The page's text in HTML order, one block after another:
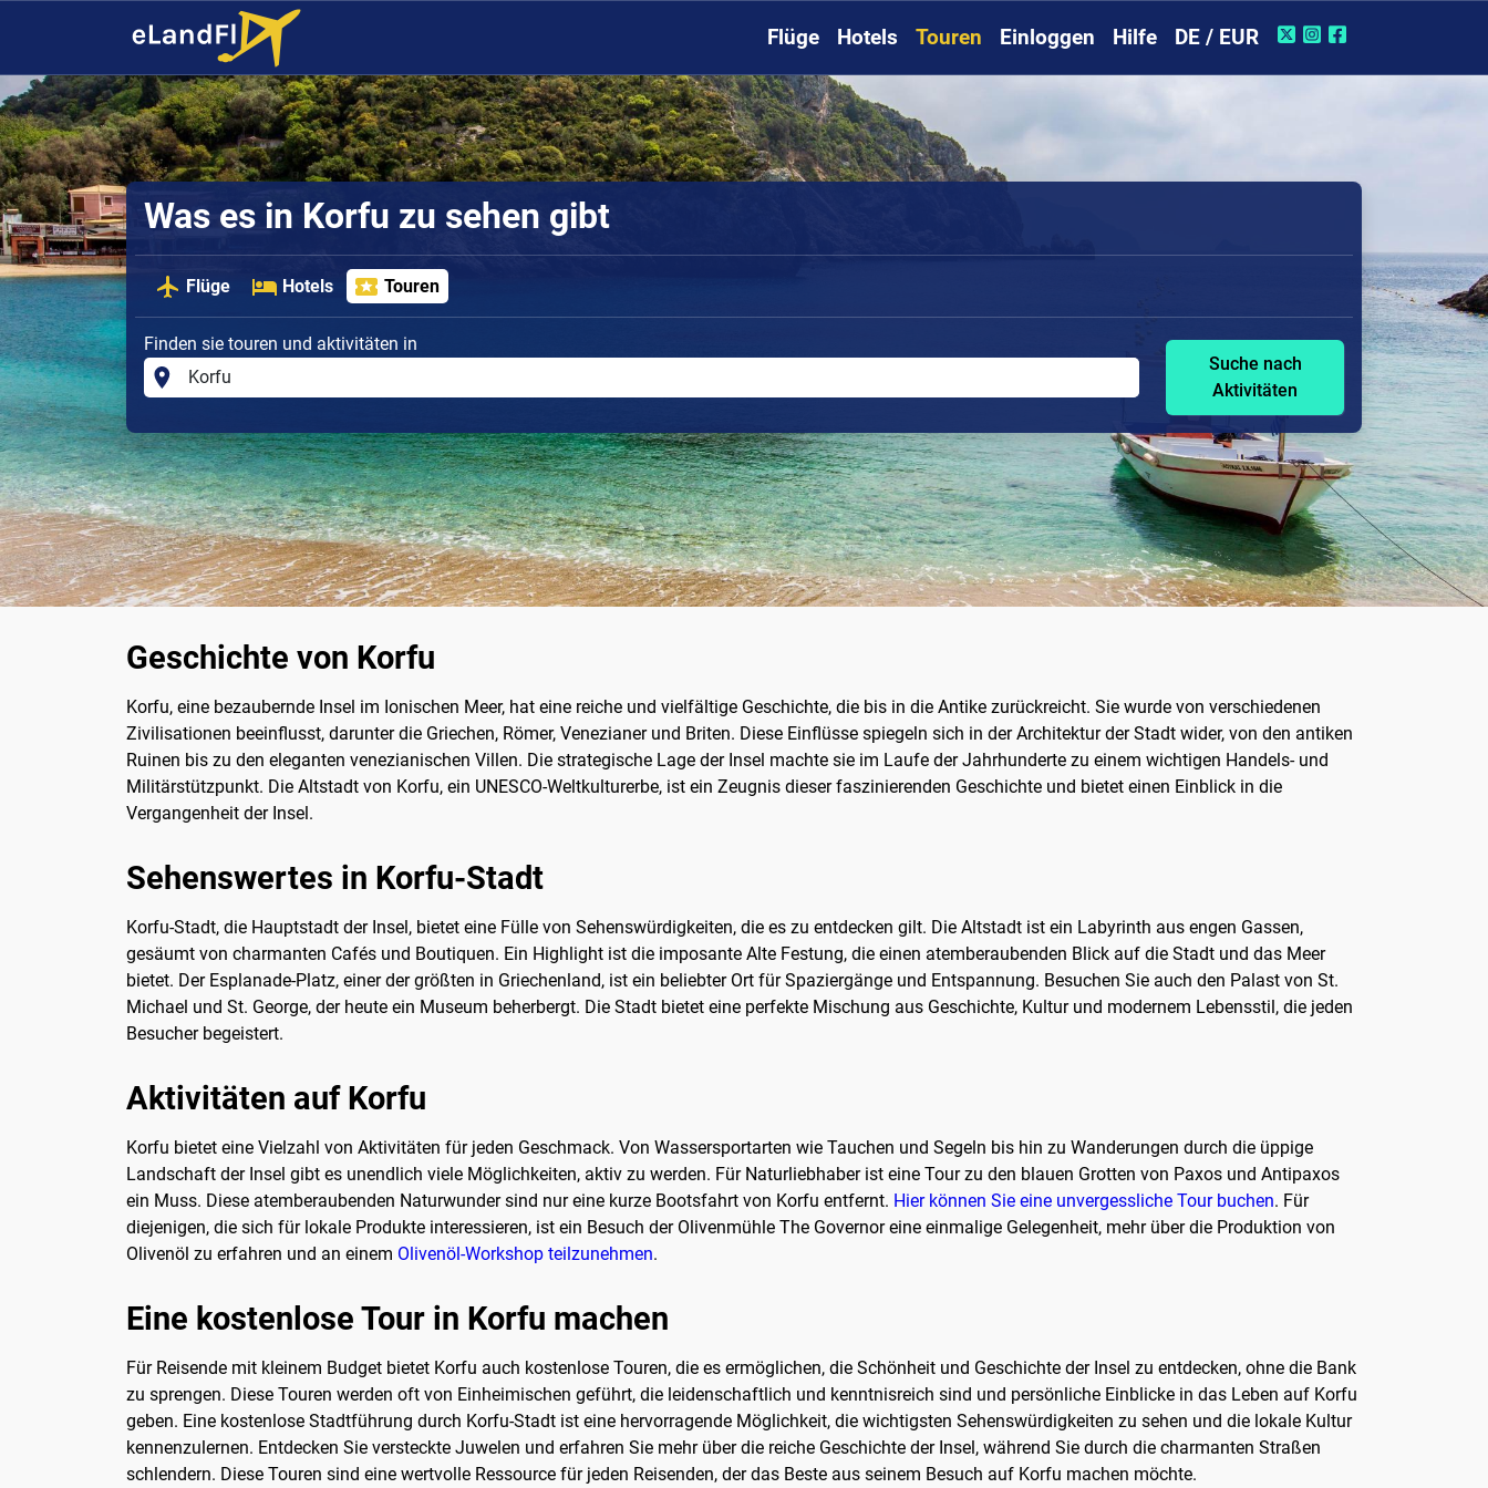
Flüge Hotels Touren Einloggen Hilfe DE / EUR
Was es in Korfu zu sehen gibt
Flüge Hotels Touren
Finden sie touren und aktivitäten in
Suche nach
Aktivitäten
Geschichte von Korfu
Korfu, eine bezaubernde Insel im Ionischen Meer, hat eine reiche und vielfältige Geschichte, die bis in die Antike zurückreicht. Sie wurde von verschiedenen
Zivilisationen beeinflusst, darunter die Griechen, Römer, Venezianer und Briten. Diese Einflüsse spiegeln sich in der Architektur der Stadt wider, von den antiken
Ruinen bis zu den eleganten venezianischen Villen. Die strategische Lage der Insel machte sie im Laufe der Jahrhunderte zu einem wichtigen Handels- und
Militärstützpunkt. Die Altstadt von Korfu, ein UNESCO-Weltkulturerbe, ist ein Zeugnis dieser faszinierenden Geschichte und bietet einen Einblick in die
Vergangenheit der Insel.
Sehenswertes in Korfu-Stadt
Korfu-Stadt, die Hauptstadt der Insel, bietet eine Fülle von Sehenswürdigkeiten, die es zu entdecken gilt. Die Altstadt ist ein Labyrinth aus engen Gassen,
gesäumt von charmanten Cafés und Boutiquen. Ein Highlight ist die imposante Alte Festung, die einen atemberaubenden Blick auf die Stadt und das Meer
bietet. Der Esplanade-Platz, einer der größten in Griechenland, ist ein beliebter Ort für Spaziergänge und Entspannung. Besuchen Sie auch den Palast von St.
Michael und St. George, der heute ein Museum beherbergt. Die Stadt bietet eine perfekte Mischung aus Geschichte, Kultur und modernem Lebensstil, die jeden
Besucher begeistert.
Aktivitäten auf Korfu
Korfu bietet eine Vielzahl von Aktivitäten für jeden Geschmack. Von Wassersportarten wie Tauchen und Segeln bis hin zu Wanderungen durch die üppige
Landschaft der Insel gibt es unendlich viele Möglichkeiten, aktiv zu werden. Für Naturliebhaber ist eine Tour zu den blauen Grotten von Paxos und Antipaxos
ein Muss. Diese atemberaubenden Naturwunder sind nur eine kurze Bootsfahrt von Korfu entfernt. Hier können Sie eine unvergessliche Tour buchen. Für
diejenigen, die sich für lokale Produkte interessieren, ist ein Besuch der Olivenmühle The Governor eine einmalige Gelegenheit, mehr über die Produktion von
Olivenöl zu erfahren und an einem Olivenöl-Workshop teilzunehmen.
Eine kostenlose Tour in Korfu machen
Für Reisende mit kleinem Budget bietet Korfu auch kostenlose Touren, die es ermöglichen, die Schönheit und Geschichte der Insel zu entdecken, ohne die Bank
zu sprengen. Diese Touren werden oft von Einheimischen geführt, die leidenschaftlich und kenntnisreich sind und persönliche Einblicke in das Leben auf Korfu
geben. Eine kostenlose Stadtführung durch Korfu-Stadt ist eine hervorragende Möglichkeit, die wichtigsten Sehenswürdigkeiten zu sehen und die lokale Kultur
kennenzulernen. Entdecken Sie versteckte Juwelen und erfahren Sie mehr über die reiche Geschichte der Insel, während Sie durch die charmanten Straßen
schlendern. Diese Touren sind eine wertvolle Ressource für jeden Reisenden, der das Beste aus seinem Besuch auf Korfu machen möchte.